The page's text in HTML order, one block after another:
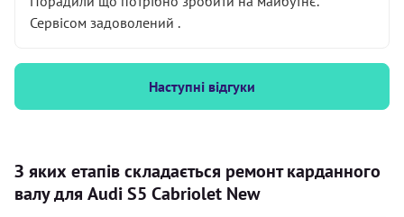
Сервісом задоволений .
Наступні відгуки
З яких етапів складається ремонт карданного
валу для Audi S5 Cabriolet New